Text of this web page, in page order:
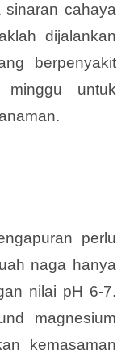
sinaran cahaya
dijalankan
berpenyakit
untuk
perlu
naga hanya
nilai pH 6-7.
magnesium
kemasaman